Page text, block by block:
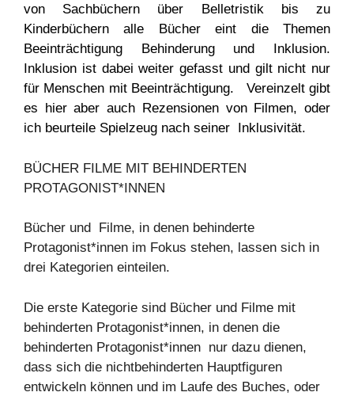
von Sachbüchern über Belletristik bis zu
Kinderbüchern alle Bücher eint die Themen
Beeinträchtigung Behinderung und Inklusion.
Inklusion ist dabei weiter gefasst und gilt nicht nur
für Menschen mit Beeinträchtigung. Vereinzelt gibt
es hier aber auch Rezensionen von Filmen, oder
ich beurteile Spielzeug nach seiner Inklusivität.
BÜCHER FILME MIT BEHINDERTEN
PROTAGONIST*INNEN
Bücher und Filme, in denen behinderte
Protagonist*innen im Fokus stehen, lassen sich in
drei Kategorien einteilen.
Die erste Kategorie sind Bücher und Filme mit
behinderten Protagonist*innen, in denen die
behinderten Protagonist*innen nur dazu dienen,
dass sich die nichtbehinderten Hauptfiguren
entwickeln können und im Laufe des Buches, oder